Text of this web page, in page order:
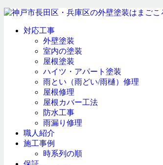
対応工事
外壁塗装
室内の塗装
屋根塗装
ハイツ・アパート塗装
雨とい（雨どい/雨樋）修理
屋根修理
屋根カバー工法
防水工事
雨漏り修理
職人紹介
施工事例
時系列の順